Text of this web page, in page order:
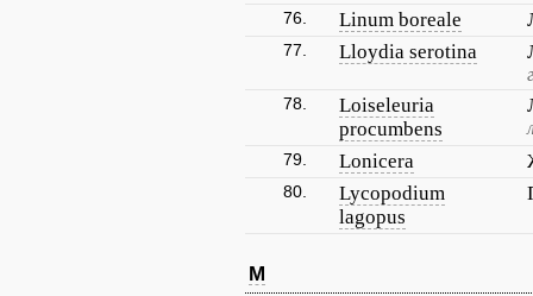
76. Linum boreale
77. Lloydia serotina
78.
Loiseleuria
procumbens
79. Lonicera
80.
Lycopodium
lagopus
M